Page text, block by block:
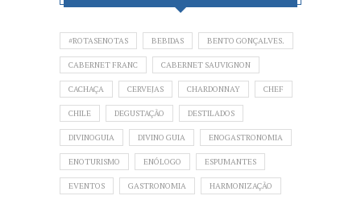
#ROTASENOTAS BEBIDAS BENTO GONÇALVES.
CABERNET FRANC CABERNET SAUVIGNON
CACHAÇA CERVEJAS CHARDONNAY CHEF
CHILE DEGUSTAÇÃO DESTILADOS
DIVINOGUIA DIVINO GUIA ENOGASTRONOMIA
ENOTURISMO ENÓLOGO ESPUMANTES
EVENTOS GASTRONOMIA HARMONIZAÇÃO